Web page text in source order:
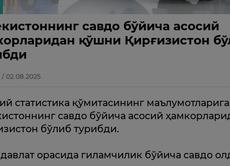
савдо бўйича асосий
қўшни Қирғизистон
/ 02.08.2025
статистика қўмитасининг маълумотларига
савдо бўйича асосий
бўлиб турибди.
орасида гиламчилик бўйича савдо